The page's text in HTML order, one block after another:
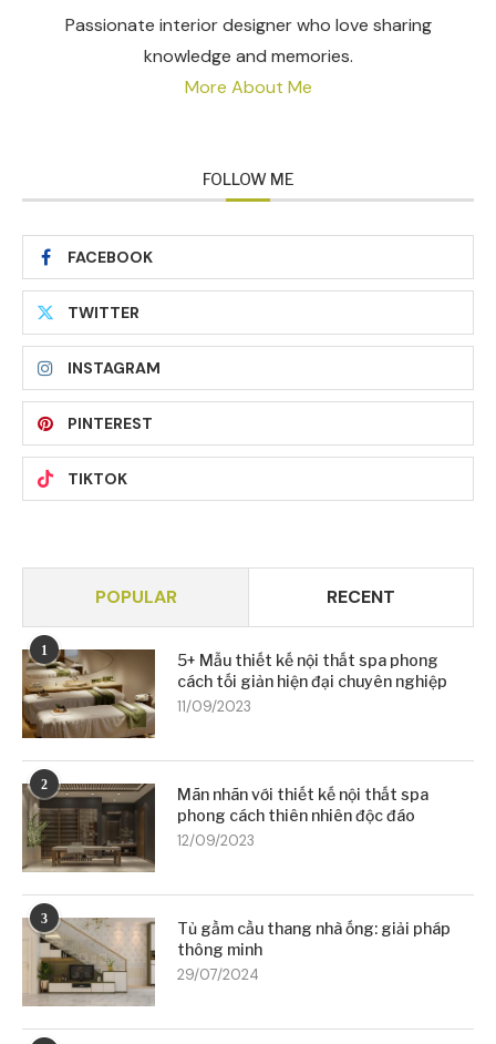
Passionate interior designer who love sharing
knowledge and memories.
More About Me
FOLLOW ME
FACEBOOK
TWITTER
INSTAGRAM
PINTEREST
TIKTOK
POPULAR RECENT
1
5+ Mẫu thiết kế nội thất spa phong
cách tối giản hiện đại chuyên nghiệp
11/09/2023
2
Mãn nhãn với thiết kế nội thất spa
phong cách thiên nhiên độc đáo
12/09/2023
3
Tủ gầm cầu thang nhà ống: giải pháp
thông minh
29/07/2024